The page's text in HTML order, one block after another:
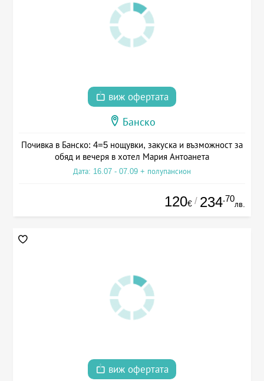
виж офертата
Банско
Почивка в Банско: 4=5 нощувки, закуска и възможност за
обяд и вечеря в хотел Мария Антоанета
Дата: 16.07 - 07.09 + полупансион
120€ / 234.70
лв.
виж офертата